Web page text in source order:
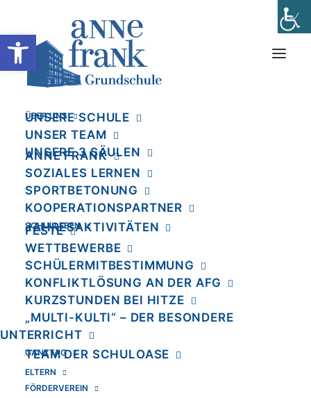
Werkzeugleiste öffnen
ÜBER UNS
UNSERE SCHULE
UNSER TEAM
UNSERE 3 SÄULEN
ANNE FRANK
SOZIALES LERNEN
SPORTBETONUNG
KOOPERATIONSPARTNER
SCHULLEBEN
JAHRESAKTIVITÄTEN
FESTE
WETTBEWERBE
SCHÜLERMITBESTIMMUNG
KONFLIKTLÖSUNG AN DER AFG
KURZSTUNDEN BEI HITZE
„MULTI-KULTI“ – DER BESONDERE
UNTERRICHT
GANZTAG
TEAM DER SCHULOASE
ELTERN
FÖRDERVEREIN
Die AFG bei der Schul-Schnellschachmeisterschaft